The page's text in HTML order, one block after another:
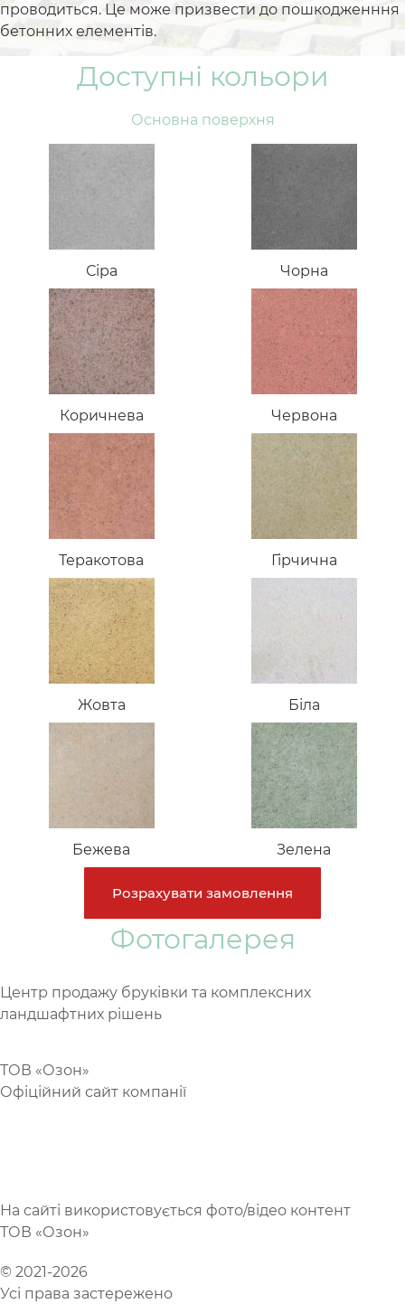
проводиться. Це може призвести до пошкодженння
бетонних елементів.
Доступні кольори
Основна поверхня
Сіра Чорна
Коричнева Червона
Теракотова Гірчична
Жовта Біла
Бежева Зелена
Розрахувати замовлення
Фотогалерея
Центр продажу бруківки та комплексних
ландшафтних рішень
ТОВ «Озон»
Офіційний сайт компанії
На сайті використовується фото/відео контент
ТОВ «Озон»
© 2021-2026
Усі права застережено